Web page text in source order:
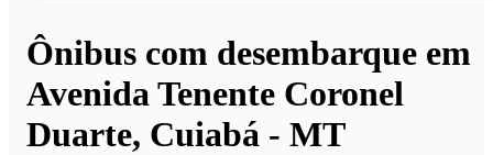
Ônibus com desembarque em
Avenida Tenente Coronel
Duarte, Cuiabá - MT